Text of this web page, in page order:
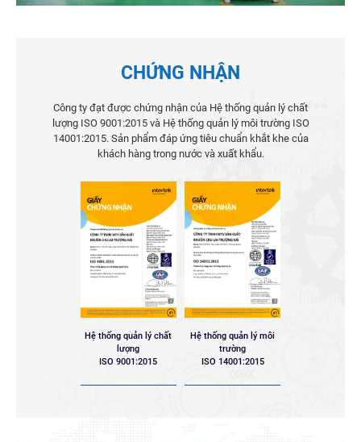
CHỨNG NHẬN
Công ty đạt được chứng nhận của Hệ thống quản lý chất
lượng ISO 9001:2015 và Hệ thống quản lý môi trường ISO
14001:2015. Sản phẩm đáp ứng tiêu chuẩn khắt khe của
khách hàng trong nước và xuất khẩu.
Hệ thống quản lý chất
lượng
ISO 9001:2015
Hệ thống quản lý môi
trường
ISO 14001:2015